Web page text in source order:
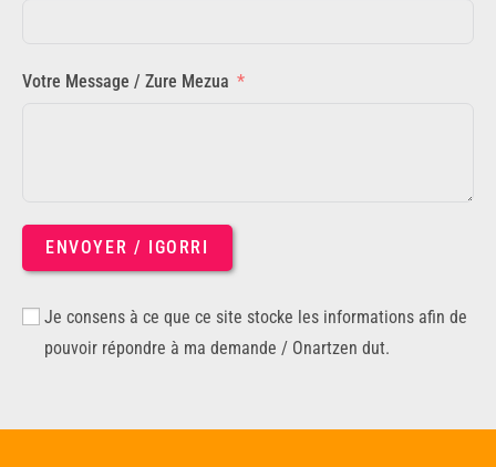
Votre Message / Zure Mezua
ENVOYER / IGORRI
Je consens à ce que ce site stocke les informations afin de
pouvoir répondre à ma demande / Onartzen dut.